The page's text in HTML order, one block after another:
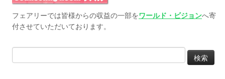
フェアリーでは皆様からの収益の一部をワールド・ビジョンへ寄
付させていただいております。
検
索: